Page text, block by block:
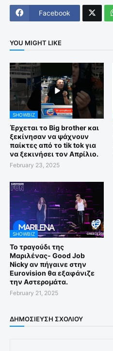
Facebook
YOU MIGHT LIKE
SHOWBIZ
Έρχεται το Big brother και
ξεκίνησαν να ψάχνουν
παίκτες από το tik tok για
να ξεκινήσει τον Απρίλιο.
February 23, 2025
SHOWBIZ
Το τραγούδι της
Μαριλένας- Good Job
Nicky αν πήγαινε στην
Eurovision θα εξαφάνιζε
την Αστερομάτα.
February 21, 2025
ΔΗΜΟΣΊΕΥΣΗ ΣΧΟΛΊΟΥ